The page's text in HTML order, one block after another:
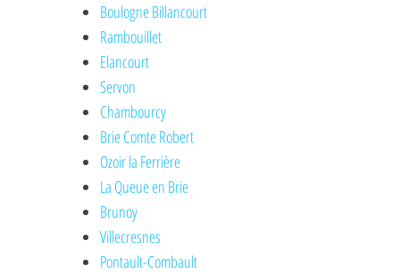
Boulogne Billancourt
Rambouillet
Elancourt
Servon
Chambourcy
Brie Comte Robert
Ozoir la Ferrière
La Queue en Brie
Brunoy
Villecresnes
Pontault-Combault